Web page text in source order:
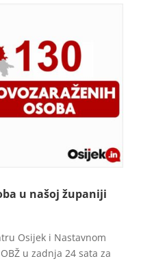
u našoj županiji
Osijek i Nastavnom
u zadnja 24 sata za